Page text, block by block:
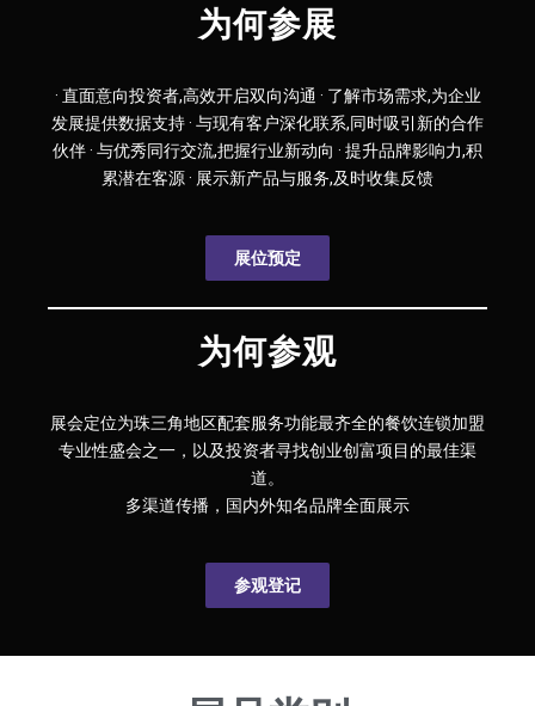
为何参展
· 直面意向投资者,高效开启双向沟通 · 了解市场需求,为企业
发展提供数据支持 · 与现有客户深化联系,同时吸引新的合作
伙伴 · 与优秀同行交流,把握行业新动向 · 提升品牌影响力,积
累潜在客源 · 展示新产品与服务,及时收集反馈
展位预定
为何参观
展会定位为珠三角地区配套服务功能最齐全的餐饮连锁加盟
专业性盛会之一，以及投资者寻找创业创富项目的最佳渠
道。
多渠道传播，国内外知名品牌全面展示
参观登记